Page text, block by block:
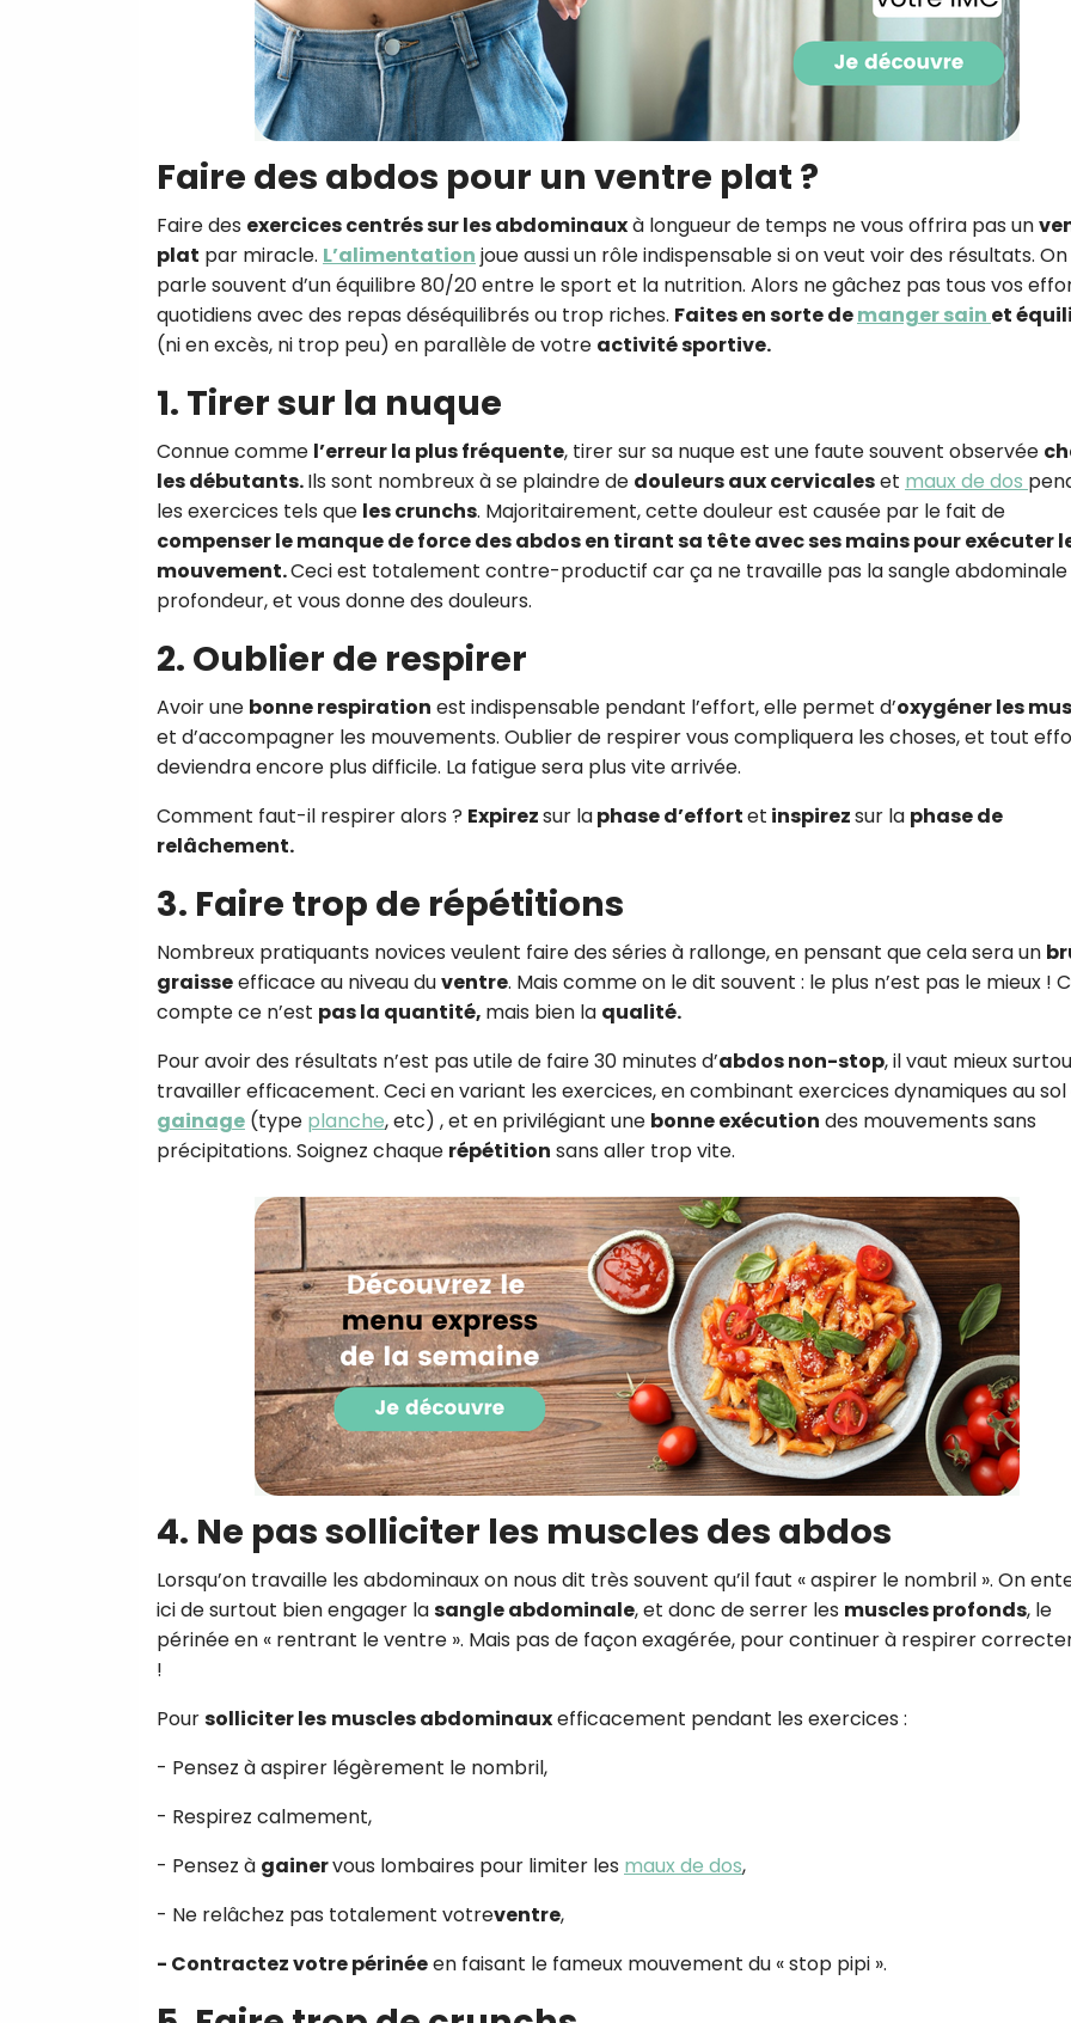
Faire des abdos pour un ventre plat ?
Faire des exercices centrés sur les abdominauxà longueur de temps ne vous offrira pas un
plat par miracle. L’alimentation joue aussi un rôle indispensable si on veut voir des résultats. On
parle souvent d’un équilibre 80/20 entre le sport et la nutrition. Alors ne gâchez pas tous vos
quotidiens avec des repas déséquilibrés ou trop riches. Faites en sorte demanger sain et
(ni en excès, ni trop peu) en parallèle de votre activité sportive.
1. Tirer sur la nuque
Connue comme l’erreur la plus fréquente, tirer sur sa nuque est une faute souvent observée
les débutants.Ils sont nombreux à se plaindre de douleurs aux cervicaleset maux de dos
les exercices tels que les crunchs. Majoritairement, cette douleur est causée par le fait de
compenser le manque de force des abdos en tirant sa tête avec ses mains pour exécuter
mouvement.Ceci est totalement contre-productif car ça ne travaille pas la sangle abdominale
profondeur, et vous donne des douleurs.
2. Oublier de respirer
Avoir une bonne respiration est indispensable pendant l’effort, elle permet d’oxygéner les
et d’accompagner les mouvements. Oublier de respirer vous compliquera les choses, et tout
deviendra encore plus difficile. La fatigue sera plus vite arrivée.
Comment faut-il respirer alors ? Expirezsur laphase d’effortet inspirezsur la phase de
relâchement.
3. Faire trop de répétitions
Nombreux pratiquants novices veulent faire des séries à rallonge, en pensant que cela sera un
graisseefficace au niveau duventre. Mais comme on le dit souvent : le plus n’est pas le mieux !
compte ce n’est pas la quantité, mais bien la qualité.
Pour avoir des résultats n’est pas utile de faire 30 minutes d’abdos non-stop, il vaut mieux
travailler efficacement. Ceci en variant les exercices, en combinant exercices dynamiques au
gainage (type planche, etc) , et en privilégiant une bonne exécution des mouvements sans
précipitations. Soignez chaque répétition sans aller trop vite.
4. Ne pas solliciter les muscles des abdos
Lorsqu’on travaille les abdominaux on nous dit très souvent qu’il faut « aspirer le nombril ». On
ici de surtout bien engager lasangle abdominale, et donc de serrer les muscles profonds, le
périnée en « rentrant le ventre ». Mais pas de façon exagérée, pour continuer à respirer
!
Poursolliciter les muscles abdominauxefficacement pendant les exercices :
- Pensez à aspirer légèrement le nombril,
- Respirez calmement,
- Pensez à gainervous lombaires pour limiter les maux de dos,
- Ne relâchez pas totalement votreventre,
- Contractez votre périnéeen faisant le fameux mouvement du « stop pipi ».
Je consens à ce que la société
Prisma Players analyse le taux
des courriels pour mesurer et
performances des campagnes.
pourrons savoir si vous ouvrez les
l'heure à laquelle vous le faites ainsi
des informations sur le terminal que
utilisez. Pour en savoir plus sur ces
voir notre
Je reçois mon cadeau !
Votre adresse email sera utilisée par Digital Prisma
envoyer votre newsletter contenant des offres
personnalisées. Vous pourrez vous désinscrire en
désabonnement intégré dans la newsletter. Pour en
exercer vos droits, prenez connaissance de notre